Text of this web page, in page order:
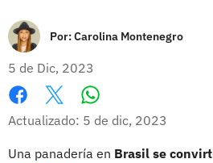
Por:Carolina Montenegro
5 de Dic, 2023
Facebook
X
Actualizado: 5 de dic, 2023
Una panadería en Brasil se